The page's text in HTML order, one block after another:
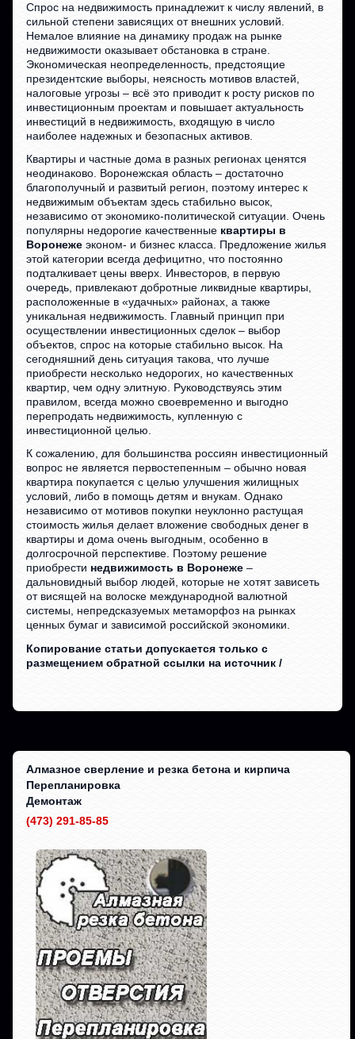
Спрос на недвижимость принадлежит к числу явлений, в
сильной степени зависящих от внешних условий.
Немалое влияние на динамику продаж на рынке
недвижимости оказывает обстановка в стране.
Экономическая неопределенность, предстоящие
президентские выборы, неясность мотивов властей,
налоговые угрозы – всё это приводит к росту рисков по
инвестиционным проектам и повышает актуальность
инвестиций в недвижимость, входящую в число
наиболее надежных и безопасных активов.
Квартиры и частные дома в разных регионах ценятся
неодинаково. Воронежская область – достаточно
благополучный и развитый регион, поэтому интерес к
недвижимым объектам здесь стабильно высок,
независимо от экономико-политической ситуации. Очень
популярны недорогие качественные квартиры в
Воронежеэконом- и бизнес класса. Предложение жилья
этой категории всегда дефицитно, что постоянно
подталкивает цены вверх. Инвесторов, в первую
очередь, привлекают добротные ликвидные квартиры,
расположенные в «удачных» районах, а также
уникальная недвижимость. Главный принцип при
осуществлении инвестиционных сделок – выбор
объектов, спрос на которые стабильно высок. На
сегодняшний день ситуация такова, что лучше
приобрести несколько недорогих, но качественных
квартир, чем одну элитную. Руководствуясь этим
правилом, всегда можно своевременно и выгодно
перепродать недвижимость, купленную с
инвестиционной целью.
К сожалению, для большинства россиян инвестиционный
вопрос не является первостепенным – обычно новая
квартира покупается с целью улучшения жилищных
условий, либо в помощь детям и внукам. Однако
независимо от мотивов покупки неуклонно растущая
стоимость жилья делает вложение свободных денег в
квартиры и дома очень выгодным, особенно в
долгосрочной перспективе. Поэтому решение
приобрести недвижимость в Воронеже –
дальновидный выбор людей, которые не хотят зависеть
от висящей на волоске международной валютной
системы, непредсказуемых метаморфоз на рынках
ценных бумаг и зависимой российской экономики.
Копирование статьи допускается только с
размещением обратной ссылки на источник /
Алмазное сверление и резка бетона и кирпича
Перепланировка
Демонтаж
(473) 291-85-85